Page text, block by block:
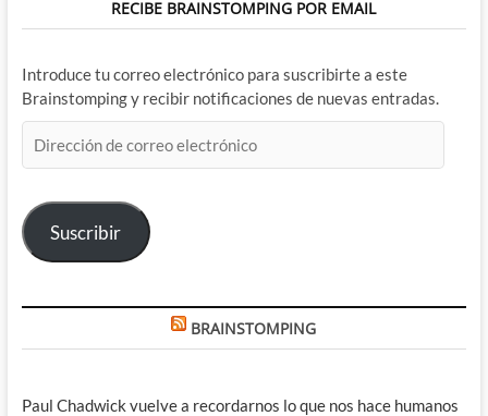
RECIBE BRAINSTOMPING POR EMAIL
Introduce tu correo electrónico para suscribirte a este
Brainstomping y recibir notificaciones de nuevas entradas.
de
electrónico
Suscribir
BRAINSTOMPING
Paul Chadwick vuelve a recordarnos lo que nos hace humanos